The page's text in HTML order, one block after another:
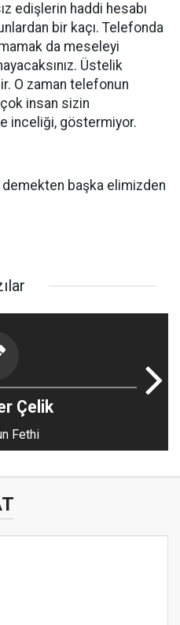
edişlerin haddi hesabı
bir kaçı. Telefonda
da meseleyi
Üstelik
O zaman telefonun
insan sizin
inceliği, göstermiyor.
demekten başka elimizden
Çelik
Fethi